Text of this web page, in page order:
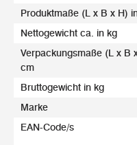
Produktmaße (L x B x H)
Nettogewicht ca. in kg
Verpackungsmaße (L x B
cm
Bruttogewicht in kg
Marke
EAN-Code/s